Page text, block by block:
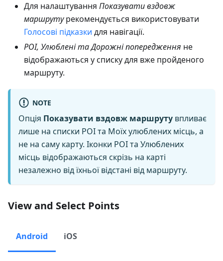
Для налаштування Показувати вздовж
маршрутурекомендується використовувати
Голосові підказки для навігації.
POI, Улюблені та Дорожні попередження не
відображаються у списку для вже пройденого
маршруту.
NOTE
Опція Показувати вздовж маршруту впливає
лише на списки POI та Моїх улюблених місць, а
не на саму карту. Іконки POI та Улюблених
місць відображаються скрізь на карті
незалежно від їхньої відстані від маршруту.
View and Select Points
Android iOS